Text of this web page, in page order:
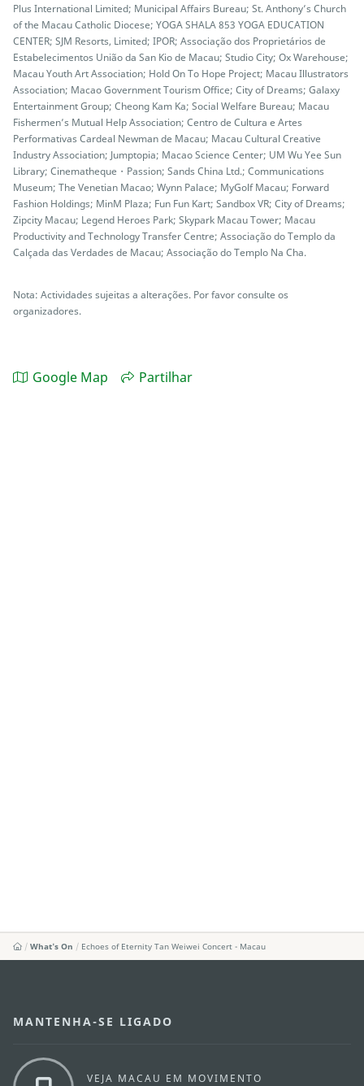
Plus International Limited; Municipal Affairs Bureau; St. Anthony’s Church
of the Macau Catholic Diocese; YOGA SHALA 853 YOGA EDUCATION
CENTER; SJM Resorts, Limited; IPOR; Associação dos Proprietários de
Estabelecimentos União da San Kio de Macau; Studio City; Ox Warehouse;
Macau Youth Art Association; Hold On To Hope Project; Macau Illustrators
Association; Macao Government Tourism Office; City of Dreams; Galaxy
Entertainment Group; Cheong Kam Ka; Social Welfare Bureau; Macau
Fishermen’s Mutual Help Association; Centro de Cultura e Artes
Performativas Cardeal Newman de Macau; Macau Cultural Creative
Industry Association; Jumptopia; Macao Science Center; UM Wu Yee Sun
Library; Cinematheque・Passion; Sands China Ltd.; Communications
Museum; The Venetian Macao; Wynn Palace; MyGolf Macau; Forward
Fashion Holdings; MinM Plaza; Fun Fun Kart; Sandbox VR; City of Dreams;
Zipcity Macau; Legend Heroes Park; Skypark Macau Tower; Macau
Productivity and Technology Transfer Centre; Associação do Templo da
Calçada das Verdades de Macau; Associação do Templo Na Cha.
Nota: Actividades sujeitas a alterações. Por favor consulte os
organizadores.
Google Map Partilhar
What's On Echoes of Eternity Tan Weiwei Concert - Macau
MANTENHA-SE LIGADO
VEJA MACAU EM MOVIMENTO